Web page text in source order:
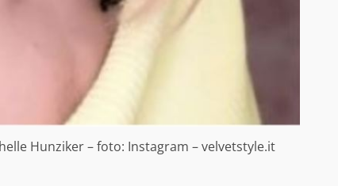
Hunziker – foto: Instagram – velvetstyle.it